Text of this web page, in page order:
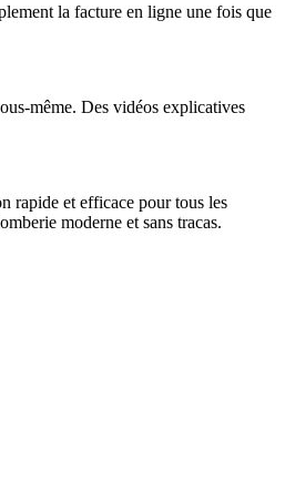
la facture en ligne une fois que
même. Des vidéos explicatives
rapide et efficace pour tous les
moderne et sans tracas.